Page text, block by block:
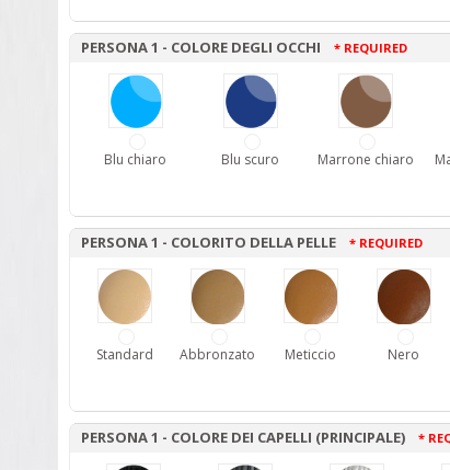
PERSONA 1 - COLORE DEGLI OCCHI * REQUIRED
Blu chiaro Blu scuro Marrone chiaro
PERSONA 1 - COLORITO DELLA PELLE * REQUIRED
Standard Abbronzato Meticcio Nero
PERSONA 1 - COLORE DEI CAPELLI (PRINCIPALE) *